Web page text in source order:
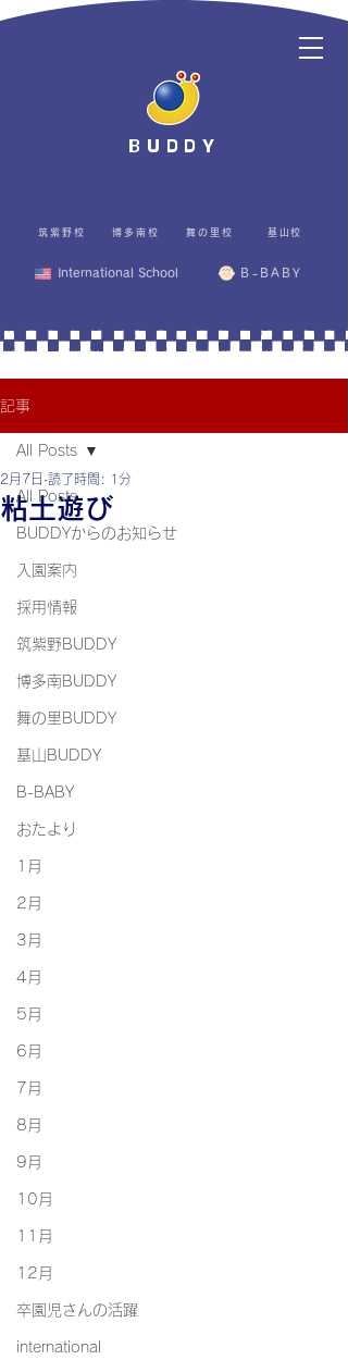
BUDDY
筑紫野校 博多南校 舞の里校 基山校
International School B-BABY
記事
All Posts
BUDDYからのお知らせ
入園案内
採用情報
筑紫野BUDDY
博多南BUDDY
舞の里BUDDY
基山BUDDY
B-BABY
おたより
1月
2月
3月
4月
5月
6月
7月
8月
9月
10月
11月
12月
卒園児さんの活躍
international
All Posts
粘土遊び
2月7日 読了時間: 1分